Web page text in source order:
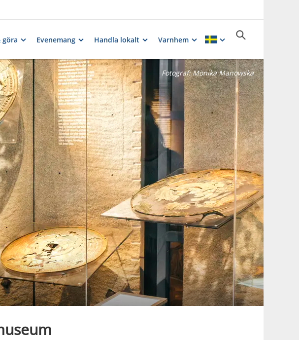
göra Evenemang Handla lokalt Varnhem
Fotograf:Monika Manowska